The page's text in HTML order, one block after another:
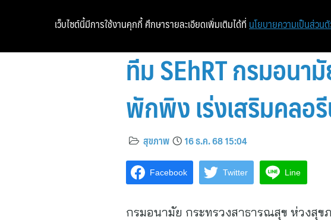
ทีม SEhRT กรมอน
พักพิง เร่งเสริมคลอ
สุขภาพ 16 ธ.ค. 68 15:04
Facebook Twitter Line
กรมอนามัย กระทรวงสาธารณสุข ห่วง
เว็บไซต์นี้มีการใช้งานคุกกี้ ศึกษารายละเอียดเพิ่มเติมได้ที่ นโยบายความเป็นส่วน